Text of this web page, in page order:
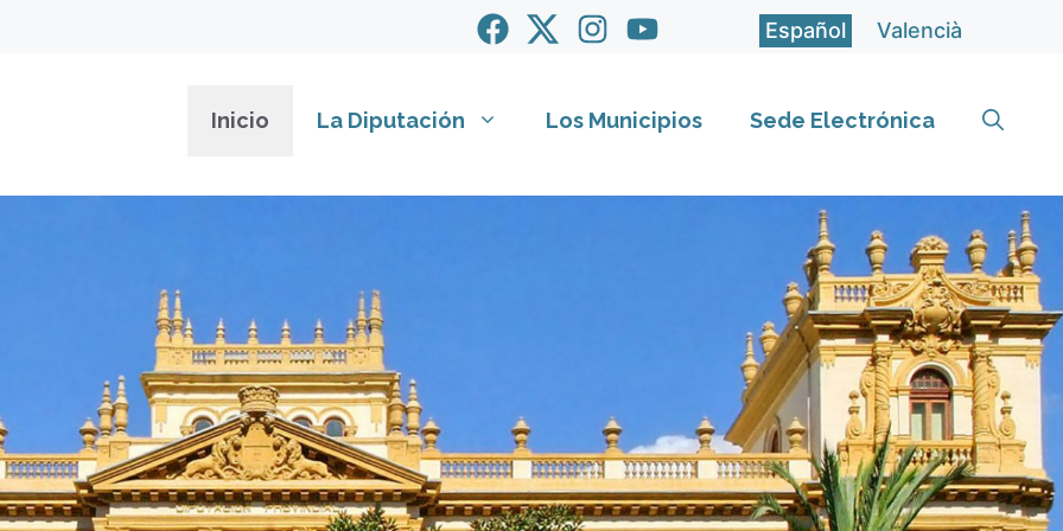
Español Valencià
Inicio La Diputación Los Municipios Sede Electrónica